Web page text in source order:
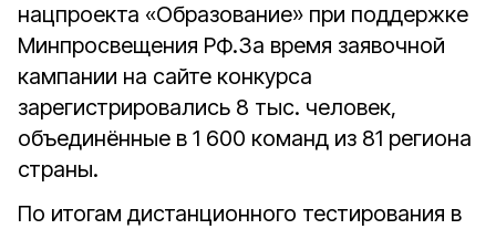
нацпроекта «Образование» при поддержке
Минпросвещения РФ.За время заявочной
кампании на сайте конкурса
зарегистрировались 8 тыс. человек,
объединённые в 1 600 команд из 81 региона
страны.
По итогам дистанционного тестирования в